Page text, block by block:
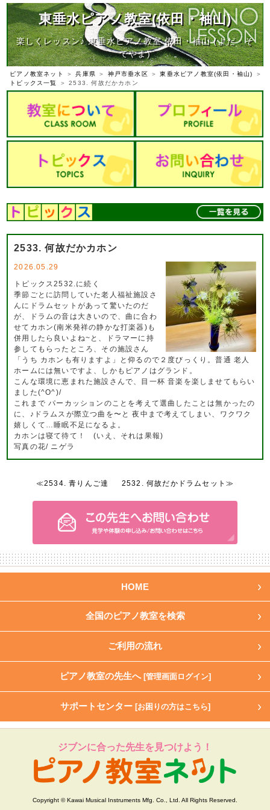
東垂水ピアノ教室(依田・袖山)
楽しくレッスン♪ 東垂水ピアノ教室 依田・袖山 (よだ・そ
でやま)
ピアノ教室ネット ＞兵庫県 ＞ 神戸市垂水区 ＞東垂水ピアノ教室(依田・袖山)
＞
トピックス一覧
＞ 2533. 何故だかカホン
2533. 何故だかカホン
2026.05.29
トピックス2532.に続く
季節ごとに訪問していた老人福祉施設さ
んにドラムセットがあって驚いたのだ
が、ドラムの音は大きいので、曲に合わ
せてカホン(南米発祥の静かな打楽器)も
併用したら良いよね~と、ドラマーに持
参してもらったところ、その施設さん
「うち カホンも有りますよ」と仰るので２度びっくり。普通 老人
ホームには無いですよ、しかもピアノはグランド。
こんな環境に恵まれた施設さんで、目一杯 音楽を楽しませてもらい
ました(^O^)/
これまで パーカッションのことを考えて選曲したことは無かったの
に、♪ドラムスが際立つ曲を〜と 夜中まで考えてしまい、ワクワク
嬉しくて…睡眠不足になるよ。
カホンは寝て待て！ (いえ、それは果報)
写真の花/ ニゲラ
≪2534. 青りんご達 2532. 何故だかドラムセット≫
HOME
全国のピアノ教室を検索
ご利用の流れ
ピアノ教室の先生へ [管理画面ログイン]
サポートセンター [お困りの方はこちら]
ジブンに合った先生を見つけよう！
Copyright © Kawai Musical Instruments Mfg. Co., Ltd. All Rights Reserved.